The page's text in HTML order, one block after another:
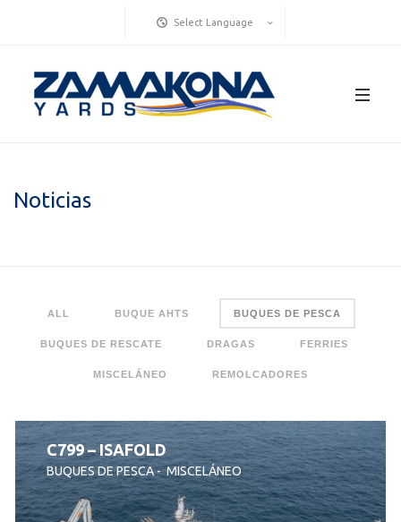
Select Language
Noticias
ALL BUQUE AHTS BUQUES DE PESCA
BUQUES DE RESCATE DRAGAS FERRIES
MISCELÁNEO REMOLCADORES
C799 – ISAFOLD
BUQUES DE PESCA MISCELÁNEO